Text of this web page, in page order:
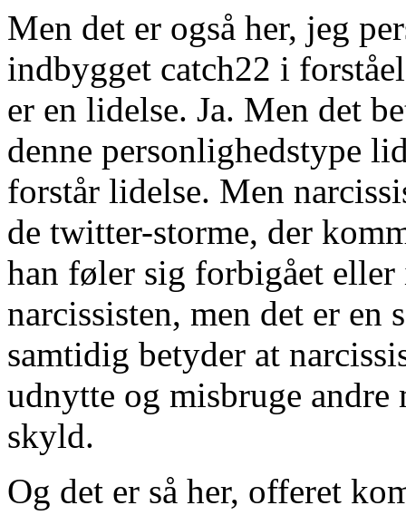
Men det er også her, jeg
indbygget catch22 i
er en lidelse. Ja. Men det
denne personlighedstype
forstår lidelse. Men
de twitter-storme, der
han føler sig forbigået
narcissisten, men det er
samtidig betyder at
udnytte og misbruge
skyld.
Og det er så her, offeret